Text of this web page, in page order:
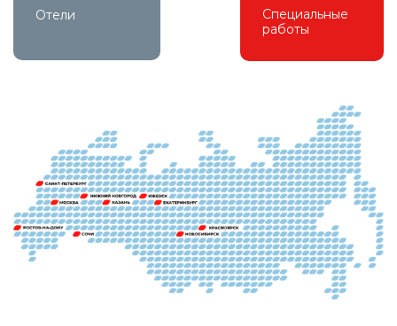
Отели
Специальные
работы